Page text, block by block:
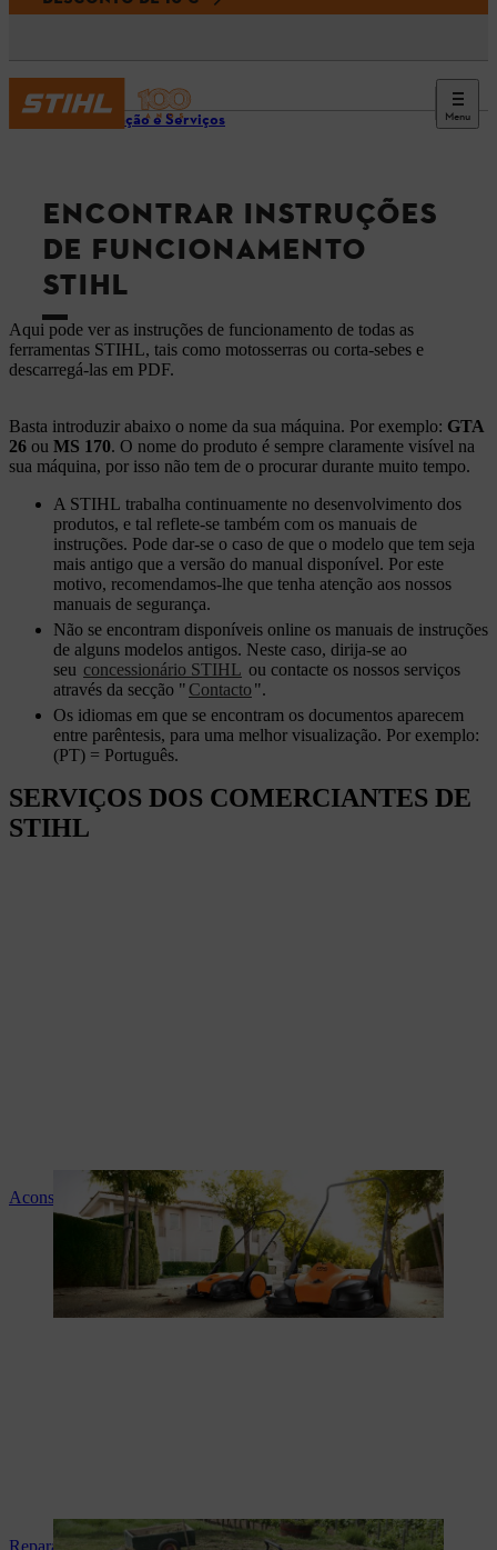
Menu
Informação e Serviços
ENCONTRAR INSTRUÇÕES
DE FUNCIONAMENTO
STIHL
Aqui pode ver as instruções de funcionamento de todas as
ferramentas STIHL, tais como motosserras ou corta-sebes e
descarregá-las em PDF.
Basta introduzir abaixo o nome da sua máquina. Por exemplo: GTA
26 ou MS 170. O nome do produto é sempre claramente visível na
sua máquina, por isso não tem de o procurar durante muito tempo.
A STIHL trabalha continuamente no desenvolvimento dos
produtos, e tal reflete-se também com os manuais de
instruções. Pode dar-se o caso de que o modelo que tem seja
mais antigo que a versão do manual disponível. Por este
motivo, recomendamos-lhe que tenha atenção aos nossos
manuais de segurança.
Não se encontram disponíveis online os manuais de instruções
de alguns modelos antigos. Neste caso, dirija-se ao
seu concessionário STIHL ou contacte os nossos serviços
através da secção " Contacto ".
Os idiomas em que se encontram os documentos aparecem
entre parêntesis, para uma melhor visualização. Por exemplo:
(PT) = Português.
SERVIÇOS DOS COMERCIANTES DE
STIHL
Aconselhamento e instruções sobre os produtos